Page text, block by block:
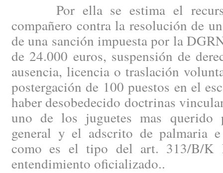
Por ella se estima el
compañero contra la resolución de
de una sanción impuesta por la
de 24.000 euros, suspensión de
ausencia, licencia o traslación
postergación de 100 puestos en el
haber desobedecido doctrinas
uno de los juguetes mas querido
general y el adscrito de palmaria
como es el tipo del art. 313/B/K
entendimiento oficializado..